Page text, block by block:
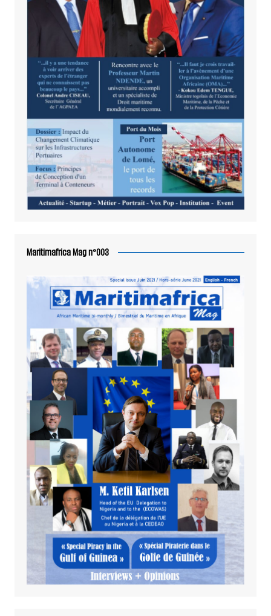
Maritimafrica Mag n°003